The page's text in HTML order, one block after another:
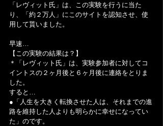
「レヴィット氏」は、この実験を行うに当た
り、「約２万人」にこのサイトを認知させ、使
用して貰いました。
早速…
【この実験の結果は？】
＊「レヴィット氏」は、実験参加者に対してコ
イントスの２ヶ月後と６ヶ月後に連絡をとりま
した。
すると…
●「人生を大きく転換させた人は、それまでの進
路を維持した人よりも明らかに幸せになってい
た」のです。